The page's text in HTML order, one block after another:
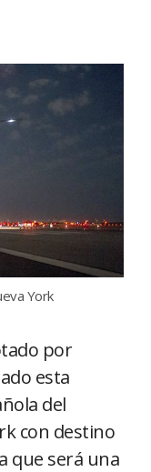
York
por
esta
del
con destino
que será una